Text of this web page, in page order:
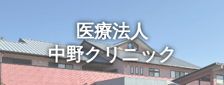
医療法人
中野クリニック